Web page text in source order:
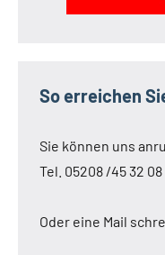
So erreichen
Sie können uns
Tel. 05208 /45 32 08
Oder eine Mail